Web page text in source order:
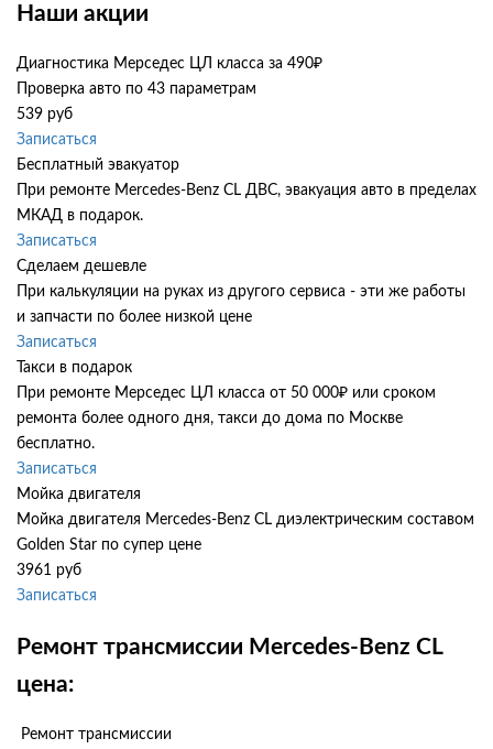
Наши акции
Диагностика Мерседес ЦЛ класса за 490₽
Проверка авто по 43 параметрам
539 руб
Записаться
Бесплатный эвакуатор
При ремонте Mercedes-Benz CL ДВС, эвакуация авто в пределах
МКАД в подарок.
Записаться
Сделаем дешевле
При калькуляции на руках из другого сервиса - эти же работы
и запчасти по более низкой цене
Записаться
Такси в подарок
При ремонте Мерседес ЦЛ класса от 50 000₽ или сроком
ремонта более одного дня, такси до дома по Москве
бесплатно.
Записаться
Мойка двигателя
Мойка двигателя Mercedes-Benz CL диэлектрическим составом
Golden Star по супер цене
3961 руб
Записаться
Ремонт трансмиссии Mercedes-Benz CL
цена:
Ремонт трансмиссии